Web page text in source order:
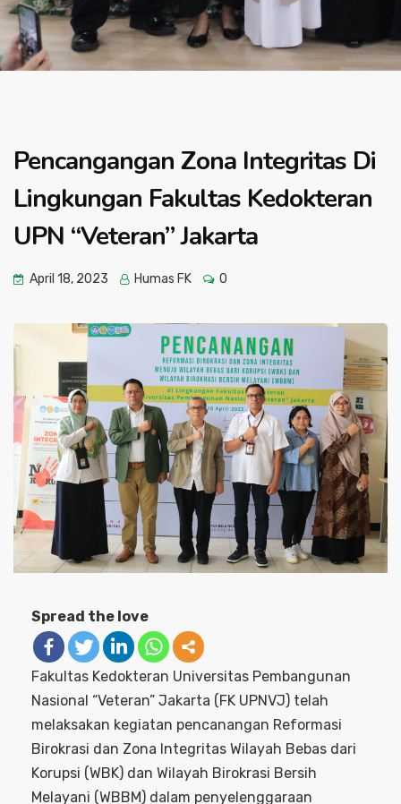
Pencangangan Zona Integritas Di
Lingkungan Fakultas Kedokteran
UPN “Veteran” Jakarta
April 18, 2023 Humas FK 0
Spread the love
Fakultas Kedokteran Universitas Pembangunan
Nasional “Veteran” Jakarta (FK UPNVJ) telah
melaksakan kegiatan pencanangan Reformasi
Birokrasi dan Zona Integritas Wilayah Bebas dari
Korupsi (WBK) dan Wilayah Birokrasi Bersih
Melayani (WBBM) dalam penyelenggaraan